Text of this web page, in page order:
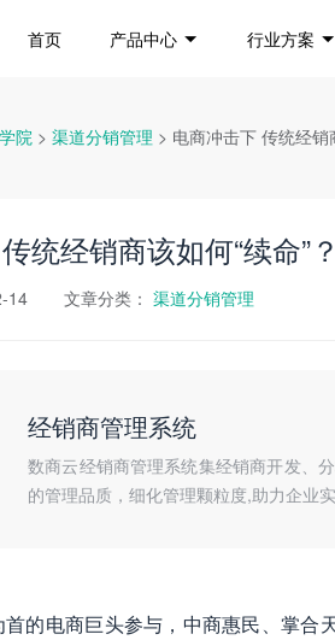
首页 产品中心 行业方案
院 > 渠道分销管理 > 电商冲击下 传统经销
统经销商该如何“续命”？
14 文章分类： 渠道分销管理
经销商管理系统
数商云经销商管理系统集经销商开发、
的管理品质，细化管理颗粒度,助力企业
的电商巨头参与，中商惠民、掌合